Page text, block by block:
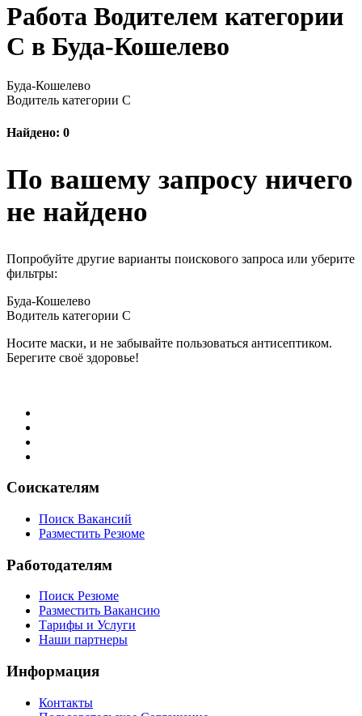
Работа Водителем категории
С в Буда-Кошелево
Буда-Кошелево
Водитель категории С
Найдено: 0
По вашему запросу ничего
не найдено
Попробуйте другие варианты поискового запроса или уберите
фильтры:
Буда-Кошелево
Водитель категории С
Носите маски, и не забывайте пользоваться антисептиком.
Берегите своё здоровье!
Соискателям
Поиск Вакансий
Разместить Резюме
Работодателям
Поиск Резюме
Разместить Вакансию
Тарифы и Услуги
Наши партнеры
Информация
Контакты